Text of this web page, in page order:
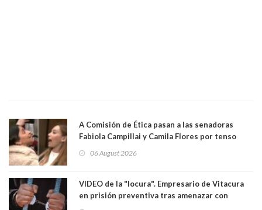
A Comisión de Ética pasan a las senadoras
Fabiola Campillai y Camila Flores por tenso
06 August 2026
VIDEO de la "locura". Empresario de Vitacura
en prisión preventiva tras amenazar con